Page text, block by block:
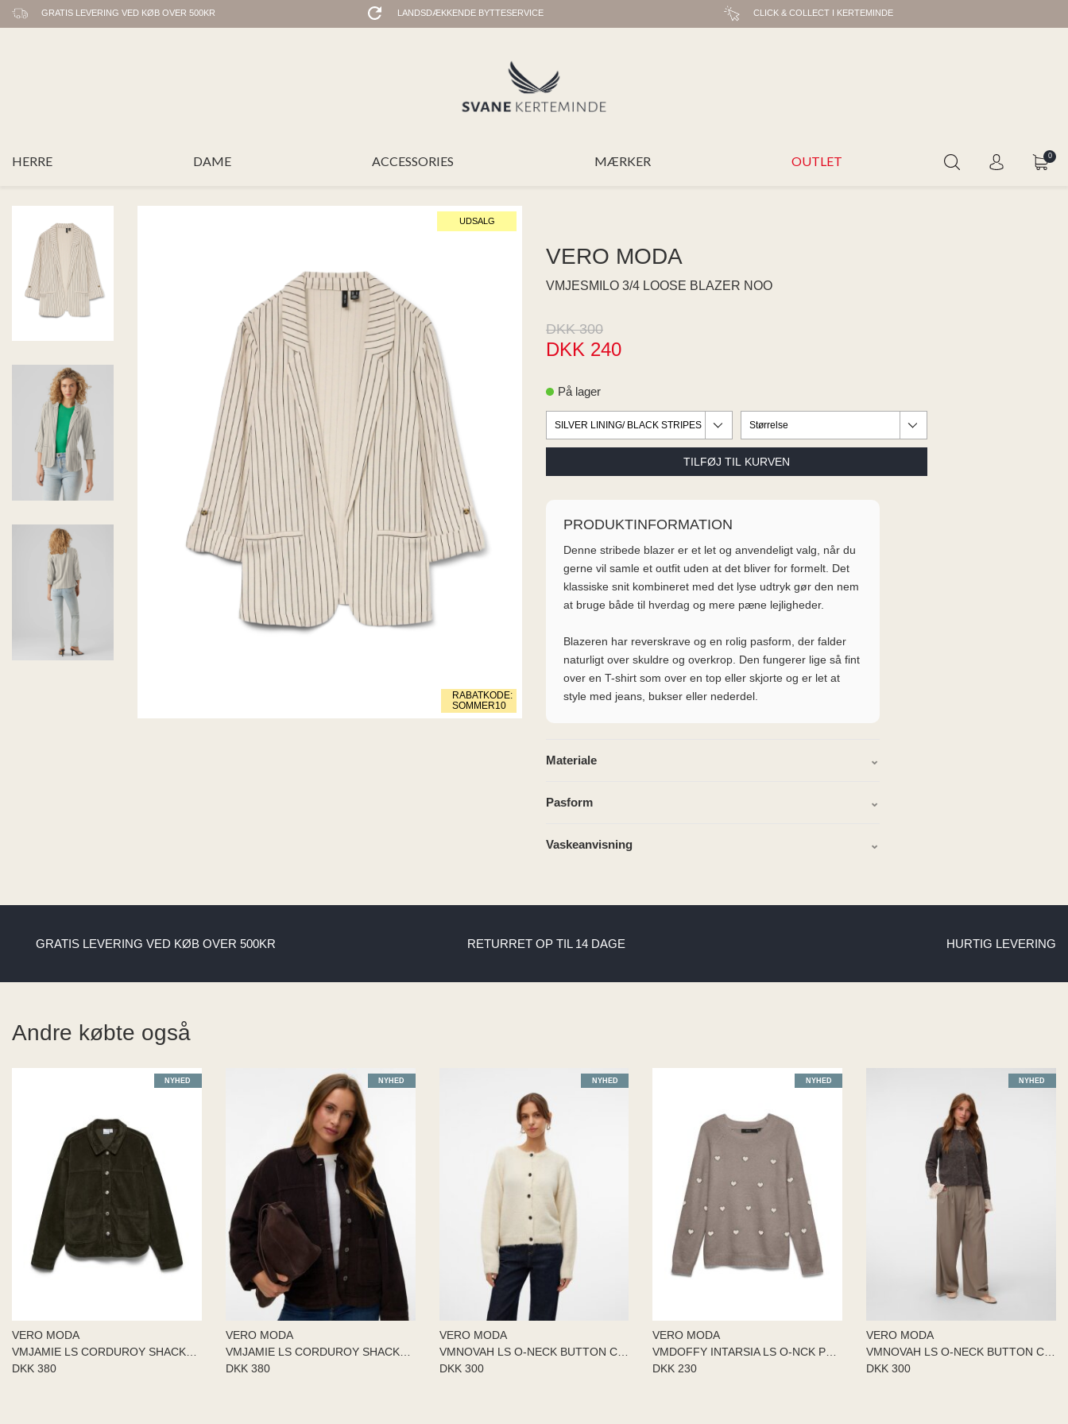
GRATIS LEVERING VED KØB OVER 500KR LANDSDÆKKENDE BYTTESERVICE CLICK & COLLECT I KERTEMINDE
HERRE DAME ACCESSORIES MÆRKER OUTLET 0
UDSALG
RABATKODE:
SOMMER10
VERO MODA
VMJESMILO 3/4 LOOSE BLAZER NOO
DKK 300
DKK 240
På lager
PRODUKTINFORMATION
Denne stribede blazer er et let og anvendeligt valg, når du
gerne vil samle et outfit uden at det bliver for formelt. Det
klassiske snit kombineret med det lyse udtryk gør den nem
at bruge både til hverdag og mere pæne lejligheder.
Blazeren har reverskrave og en rolig pasform, der falder
naturligt over skuldre og overkrop. Den fungerer lige så fint
over en T-shirt som over en top eller skjorte og er let at
style med jeans, bukser eller nederdel.
Materiale
Pasform
Vaskeanvisning
GRATIS LEVERING VED KØB OVER 500KR RETURRET OP TIL 14 DAGE HURTIG LEVERING
Andre købte også
NYHED
VERO MODA
DKK 380
NYHED
VERO MODA
VMJAMIE LS CORDUROY SHACKET MI
DKK 380
NYHED
VERO MODA
VMNOVAH LS O-NECK BUTTON CARDI
DKK 300
NYHED
VERO MODA
DKK 230
NYHED
VERO MODA
DKK 300